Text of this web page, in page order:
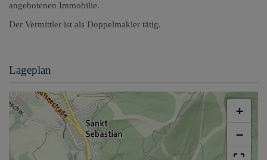
angebotenen Immobilie.
Der Vermittler ist als Doppelmakler tätig.
Lageplan
+
−